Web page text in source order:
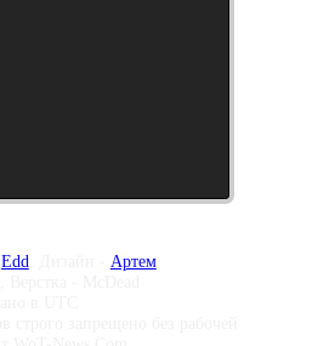
Edd, Дизайн - Артем